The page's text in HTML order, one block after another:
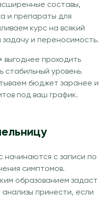
составы,
и препараты для
курс на всякий
и переносимость.
выгоднее проходить
стабильный уровень
бюджет заранее и
под ваш график.
начинаются с записи по
симптомов.
образованием задаст
принести, если